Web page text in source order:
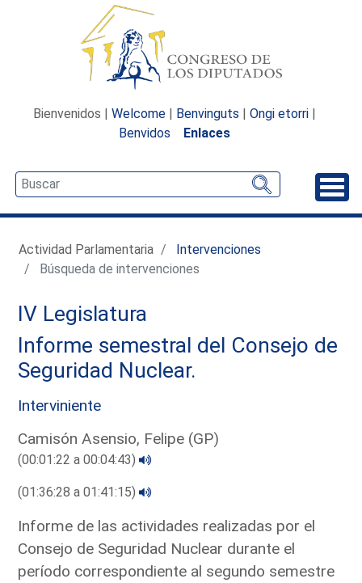
Bienvenidos | Welcome | Benvinguts | Ongi etorri |
Benvidos
Enlaces
Actividad Parlamentaria
Intervenciones
Búsqueda de intervenciones
IV Legislatura
Informe semestral del Consejo de
Seguridad Nuclear.
Interviniente
Camisón Asensio, Felipe (GP)
(00:01:22 a 00:04:43)
(01:36:28 a 01:41:15)
Informe de las actividades realizadas por el
Consejo de Seguridad Nuclear durante el
período correspondiente al segundo semestre